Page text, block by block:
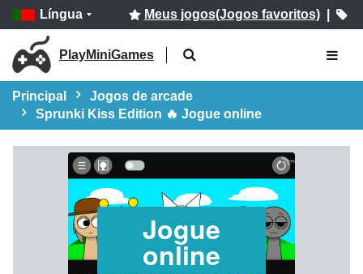
Língua Meus jogos(Jogos favoritos)|
PlayMiniGames
Principal
Jogos de arcade
Sprunki Kiss Edition 🔥 Jogue online
Jogue
online